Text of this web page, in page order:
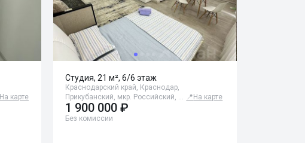
На карте
Студия, 21 м², 6/6 этаж
Краснодарский край, Краснодар,
Прикубанский, мкр. Российский, … 📍 На карте
1 900 000 ₽
Без комиссии